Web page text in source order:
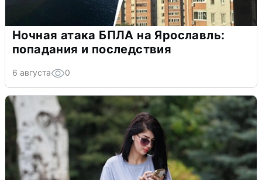
Ночная атака БПЛА на Ярославль:
попадания и последствия
6 августа 0